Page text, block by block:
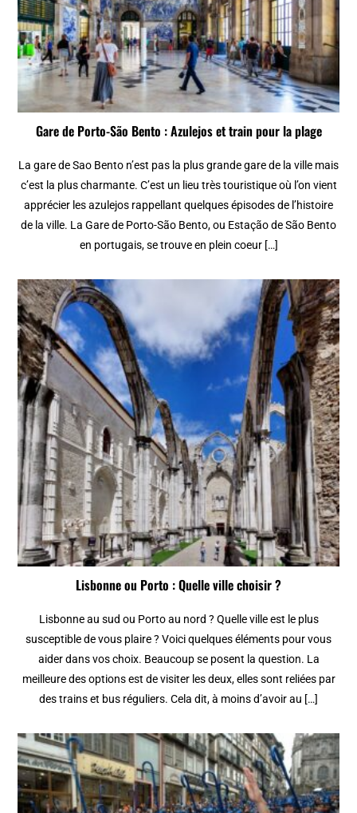
Gare de Porto-São Bento : Azulejos et train pour la plage
La gare de Sao Bento n’est pas la plus grande gare de la ville mais
c’est la plus charmante. C’est un lieu très touristique où l’on vient
apprécier les azulejos rappellant quelques épisodes de l’histoire
de la ville. La Gare de Porto-São Bento, ou Estação de São Bento
en portugais, se trouve en plein coeur […]
Lisbonne ou Porto : Quelle ville choisir ?
Lisbonne au sud ou Porto au nord ? Quelle ville est le plus
susceptible de vous plaire ? Voici quelques éléments pour vous
aider dans vos choix. Beaucoup se posent la question. La
meilleure des options est de visiter les deux, elles sont reliées par
des trains et bus réguliers. Cela dit, à moins d’avoir au […]